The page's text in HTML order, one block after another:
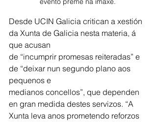
Desde UCIN Galicia critican a xestión
da Xunta de Galicia nesta materia, á
que acusan
de “incumprir promesas reiteradas” e
de “deixar nun segundo plano aos
pequenos e
medianos concellos”, que dependen
en gran medida destes servizos. “A
Xunta leva anos prometendo reforzos